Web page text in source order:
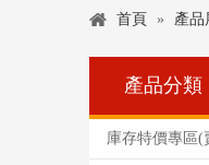
首頁 » 產品
產品分類
庫存特價專區(